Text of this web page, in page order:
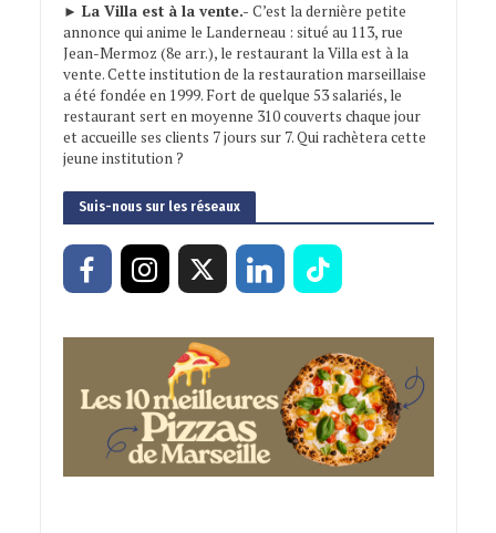
► La Villa est à la vente.- C’est la dernière petite
annonce qui anime le Landerneau : situé au 113, rue
Jean-Mermoz (8e arr.), le restaurant la Villa est à la
vente. Cette institution de la restauration marseillaise
a été fondée en 1999. Fort de quelque 53 salariés, le
restaurant sert en moyenne 310 couverts chaque jour
et accueille ses clients 7 jours sur 7. Qui rachètera cette
jeune institution ?
Suis-nous sur les réseaux